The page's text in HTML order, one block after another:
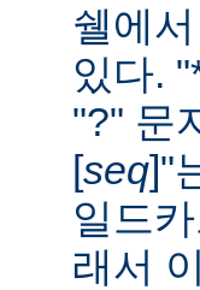
쉘에
있다.
"?" 문
[seq]"
일드
래서